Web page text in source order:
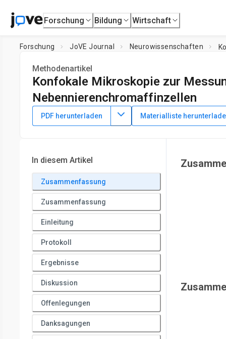
Forschung Bildung Wirtschaft
Forschung JoVE Journal Neurowissenschaften
Methodenartikel
Konfokale Mikroskopie zur
Nebennierenchromaffinzellen
DOI: 10.3791/63569 16. März 2022
Sue Han*1,Xin Wang*1,Nicholas Cordero1,Ling-Gang
PDF herunterladen Materialliste
In diesem Artikel
Zusammenfassung
Zusammenfassung
Einleitung
Protokoll
Ergebnisse
Diskussion
Offenlegungen
Danksagungen